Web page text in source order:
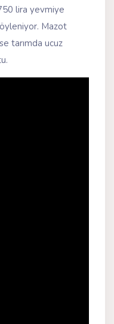
lira yevmiye
Mazot
tarımda ucuz